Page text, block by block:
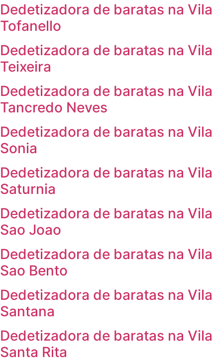
Dedetizadora de baratas na Vila
Tofanello
Dedetizadora de baratas na Vila
Teixeira
Dedetizadora de baratas na Vila
Tancredo Neves
Dedetizadora de baratas na Vila
Sonia
Dedetizadora de baratas na Vila
Saturnia
Dedetizadora de baratas na Vila
Sao Joao
Dedetizadora de baratas na Vila
Sao Bento
Dedetizadora de baratas na Vila
Santana
Dedetizadora de baratas na Vila
Santa Rita